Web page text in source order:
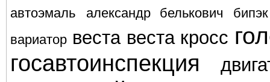
автоэмаль александр белькович
вариатор веста веста кросс
госавтоинспекция